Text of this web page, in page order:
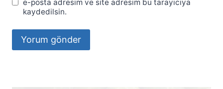
e-posta adresim ve site adresim bu tarayıcıya
kaydedilsin.